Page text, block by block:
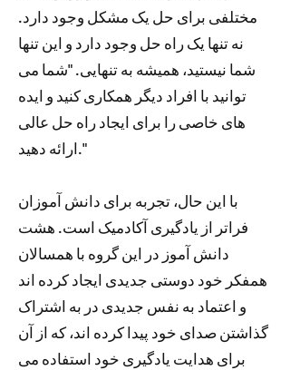
مختلفی برای حل یک مشکل وجود دارد.
نه تنها یک راه حل وجود دارد و این تنها
شما نیستید، همیشه به تنهایی. "شما می
توانید با افراد دیگر همکاری کنید و ایده
های خاصی را برای ایجاد راه حل عالی
ارائه دهید."
با این حال، تجربه برای دانش آموزان
فراتر از یادگیری آکادمیک است. هشت
دانش آموز در این گروه با همسالان
همفکر خود دوستی جدیدی ایجاد کرده اند
و اعتماد به نفس جدیدی در به اشتراک
گذاشتن صدای خود پیدا کرده اند، که از آن
برای هدایت یادگیری خود استفاده می